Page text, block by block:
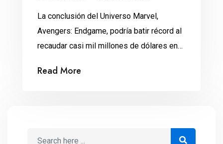
La conclusión del Universo Marvel,
Avengers: Endgame, podría batir récord al
recaudar casi mil millones de dólares en
Read More